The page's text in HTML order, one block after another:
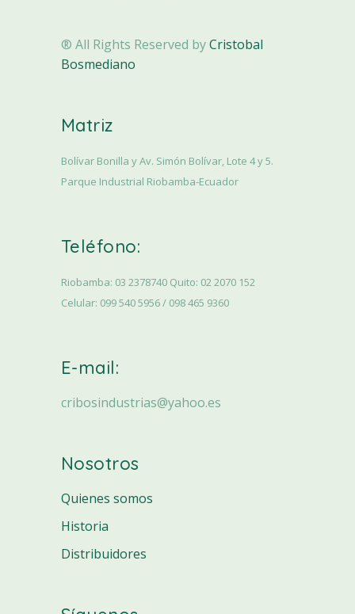
® All Rights Reserved byCristobal
Bosmediano
Matriz
Bolívar Bonilla y Av. Simón Bolívar, Lote 4 y 5.
Parque Industrial Riobamba-Ecuador
Teléfono:
Riobamba: 03 2378740 Quito: 02 2070 152
Celular: 099 540 5956 / 098 465 9360
E-mail:
cribosindustrias@yahoo.es
Nosotros
Quienes somos
Historia
Distribuidores